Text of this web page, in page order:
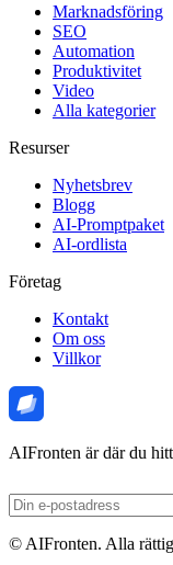
Marknadsföring
SEO
Automation
Produktivitet
Video
Alla kategorier
Resurser
Nyhetsbrev
Blogg
AI-Promptpaket
AI-ordlista
Företag
Kontakt
Om oss
Villkor
AIFronten är där du
© AIFronten. Alla